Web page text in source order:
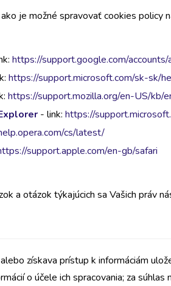
je možné spravovať cookies policy
https://support.google.com/
https://support.microsoft.com/sk-sk/
https://support.mozilla.org/en-US/
- link: https://
cs/latest/
support.apple.com/en-gb/safari
a otázok týkajúcich sa Vašich práv
získava prístup k informáciám
o účele ich spracovania; za